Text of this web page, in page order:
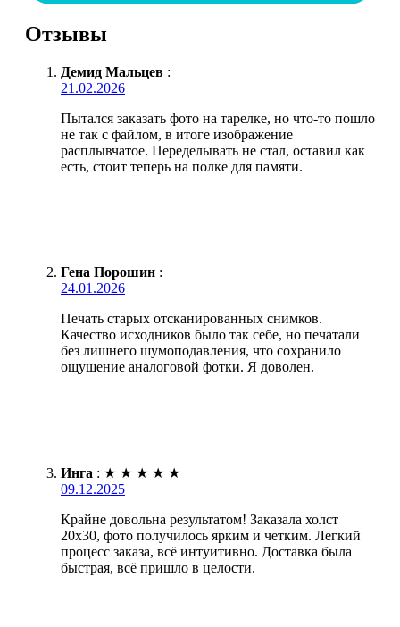
Отзывы
Демид Мальцев :
21.02.2026
Пытался заказать фото на тарелке, но что-то пошло
не так с файлом, в итоге изображение
расплывчатое. Переделывать не стал, оставил как
есть, стоит теперь на полке для памяти.
Гена Порошин :
24.01.2026
Печать старых отсканированных снимков.
Качество исходников было так себе, но печатали
без лишнего шумоподавления, что сохранило
ощущение аналоговой фотки. Я доволен.
Инга : ★ ★ ★ ★ ★
09.12.2025
Крайне довольна результатом! Заказала холст
20х30, фото получилось ярким и четким. Легкий
процесс заказа, всё интуитивно. Доставка была
быстрая, всё пришло в целости.